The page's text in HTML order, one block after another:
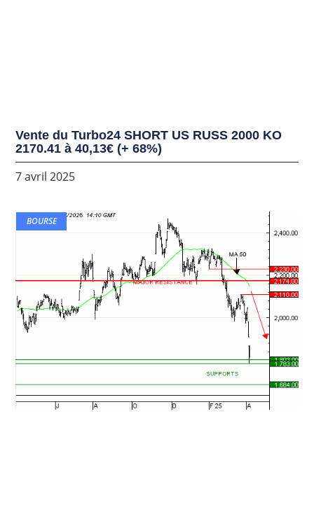
Vente du Turbo24 SHORT US RUSS 2000 KO
2170.41 à 40,13€ (+ 68%)
7 avril 2025
BOURSE